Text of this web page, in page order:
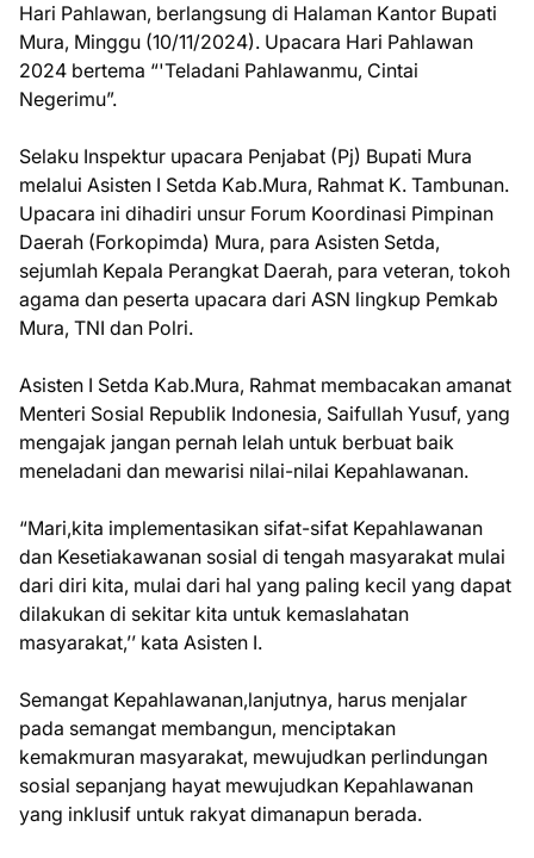
Hari Pahlawan, berlangsung di Halaman Kantor Bupati
Mura, Minggu (10/11/2024). Upacara Hari Pahlawan
2024 bertema “'Teladani Pahlawanmu, Cintai
Negerimu”.
Selaku Inspektur upacara Penjabat (Pj) Bupati Mura
melalui Asisten I Setda Kab.Mura, Rahmat K. Tambunan.
Upacara ini dihadiri unsur Forum Koordinasi Pimpinan
Daerah (Forkopimda) Mura, para Asisten Setda,
sejumlah Kepala Perangkat Daerah, para veteran, tokoh
agama dan peserta upacara dari ASN lingkup Pemkab
Mura, TNI dan Polri.
Asisten I Setda Kab.Mura, Rahmat membacakan amanat
Menteri Sosial Republik Indonesia, Saifullah Yusuf, yang
mengajak jangan pernah lelah untuk berbuat baik
meneladani dan mewarisi nilai-nilai Kepahlawanan.
“Mari,kita implementasikan sifat-sifat Kepahlawanan
dan Kesetiakawanan sosial di tengah masyarakat mulai
dari diri kita, mulai dari hal yang paling kecil yang dapat
dilakukan di sekitar kita untuk kemaslahatan
masyarakat,’’ kata Asisten I.
Semangat Kepahlawanan,lanjutnya, harus menjalar
pada semangat membangun, menciptakan
kemakmuran masyarakat, mewujudkan perlindungan
sosial sepanjang hayat mewujudkan Kepahlawanan
yang inklusif untuk rakyat dimanapun berada.